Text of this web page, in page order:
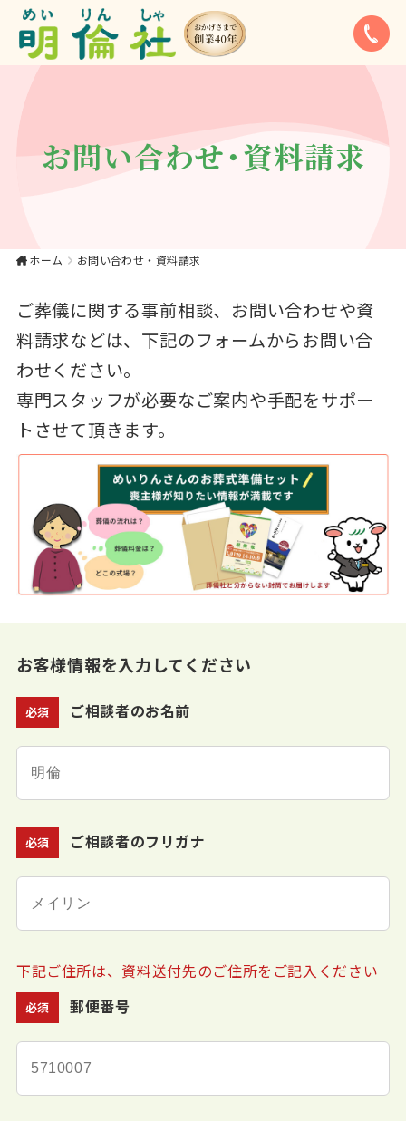
お問い合わせ｜【公
市でのやさしいお葬
式、家族葬は《明倫
お問い合わせ・資料請求
ホーム お問い合わせ・資料請求
ご葬儀に関する事前相談、お問い合わせや資
料請求などは、下記のフォームからお問い合
わせください。
専門スタッフが必要なご案内や手配をサポー
トさせて頂きます。
お客様情報を入力してください
必須 ご相談者のお名前
必須 ご相談者のフリガナ
下記ご住所は、資料送付先のご住所をご記入ください
必須 郵便番号